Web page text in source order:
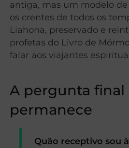
antiga, mas um modelo
os crentes de todos os
Liahona, preservado e
profetas do Livro de
falar aos viajantes
A pergunta final
permanece
Quão receptivo sou